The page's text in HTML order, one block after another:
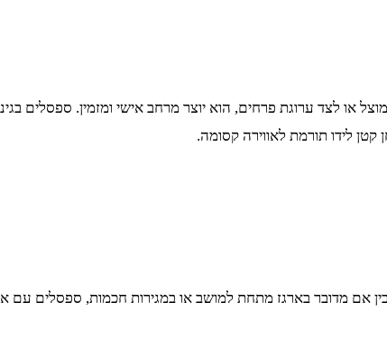
או לצד ערוגת פרחים, הוא יוצר מרחב אישי ומזמין. ספסלים
לידו תורמת לאווירה קסומה.
מדובר בארגז מתחת למושב או במגירות חכמות, ספסלים עם